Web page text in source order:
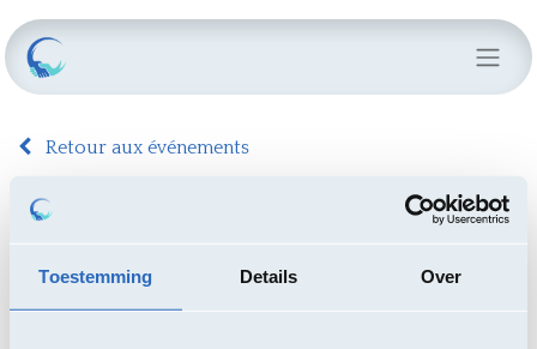
Toestemming Details Over
Retour aux événements
Ledendag 2026 - Vlaanderen Registreer